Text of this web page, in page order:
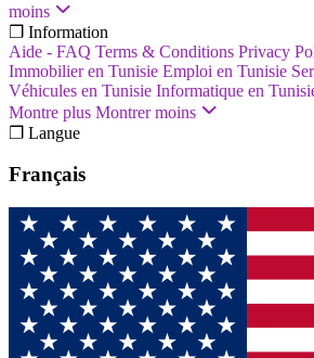
moins
❐ Information
Aide - FAQ Terms & Conditions Privacy
Immobilier en Tunisie Emploi en Tunisie
Véhicules en Tunisie Informatique en
Montre plus Montrer moins
❐ Langue
Français